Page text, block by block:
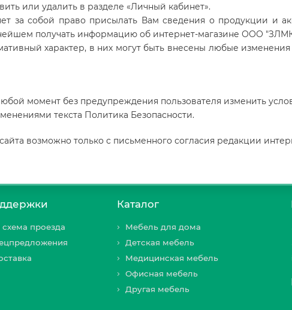
или удалить в разделе «Личный кабинет».
за собой право присылать Вам сведения о продукции и
получать информацию об интернет-магазине ООО
характер, в них могут быть внесены любые изменения
момент без предупреждения пользователя изменить
текста Политика Безопасности.
возможно только с письменного согласия редакции
проезда
Каталог
Мебель для дома
Детская мебель
Медицинская мебель
Офисная мебель
Другая мебель